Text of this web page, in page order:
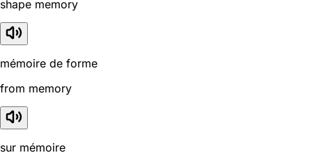
shape memory
mémoire de forme
from memory
sur mémoire